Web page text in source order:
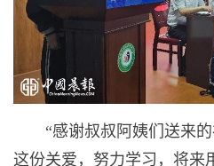
“感谢叔叔阿姨们送来
这份关爱，努力学习，将来